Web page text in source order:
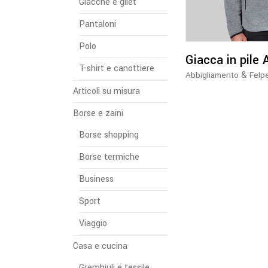
Giacca in pile
Abbigliamento &
Pantaloni
Polo
T-shirt e canottiere
Articoli su misura
Borse e zaini
Borse shopping
Borse termiche
Business
Sport
Viaggio
Casa e cucina